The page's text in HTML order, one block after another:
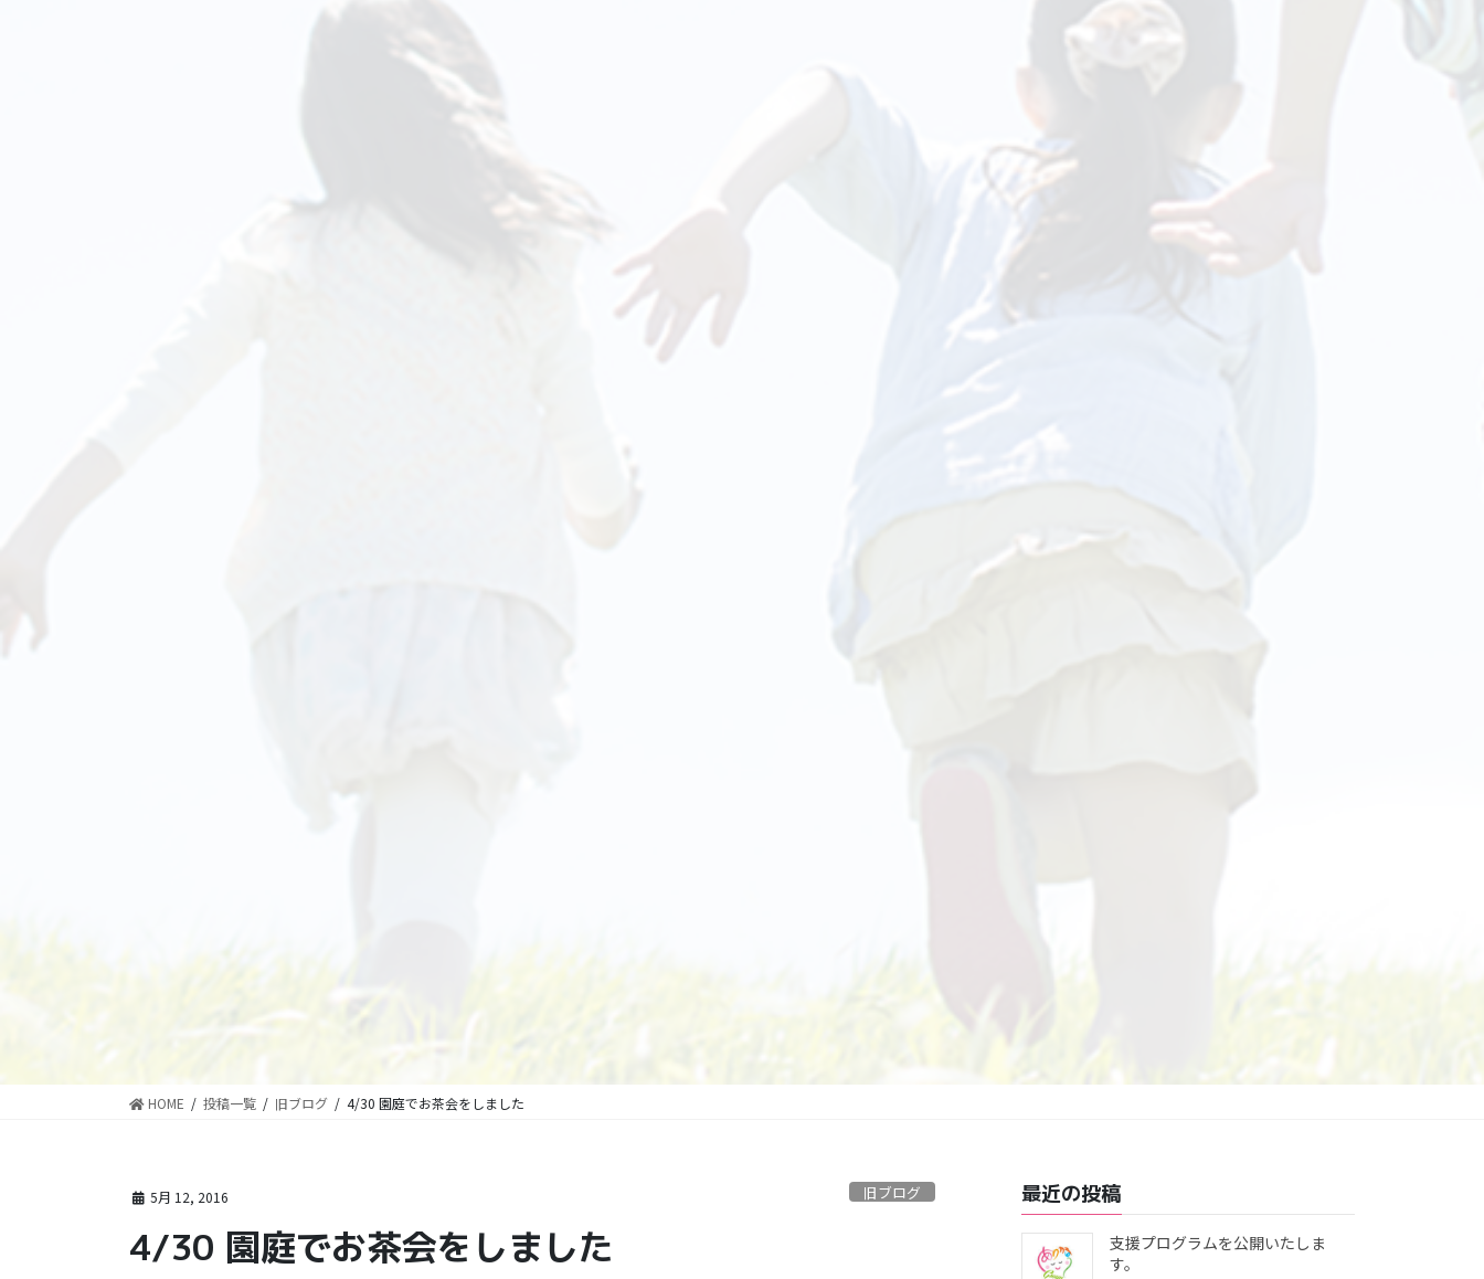
HOME 投稿一覧 旧ブログ 4/30 園庭でお茶会をしました
5月 12, 2016 旧ブログ
4/30 園庭でお茶会をしました
最近の投稿
支援プログラムを公開いたしま
す。